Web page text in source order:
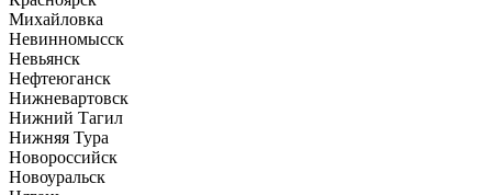
Михайловка
Невинномысск
Невьянск
Нефтеюганск
Нижневартовск
Нижний Тагил
Нижняя Тура
Новороссийск
Новоуральск